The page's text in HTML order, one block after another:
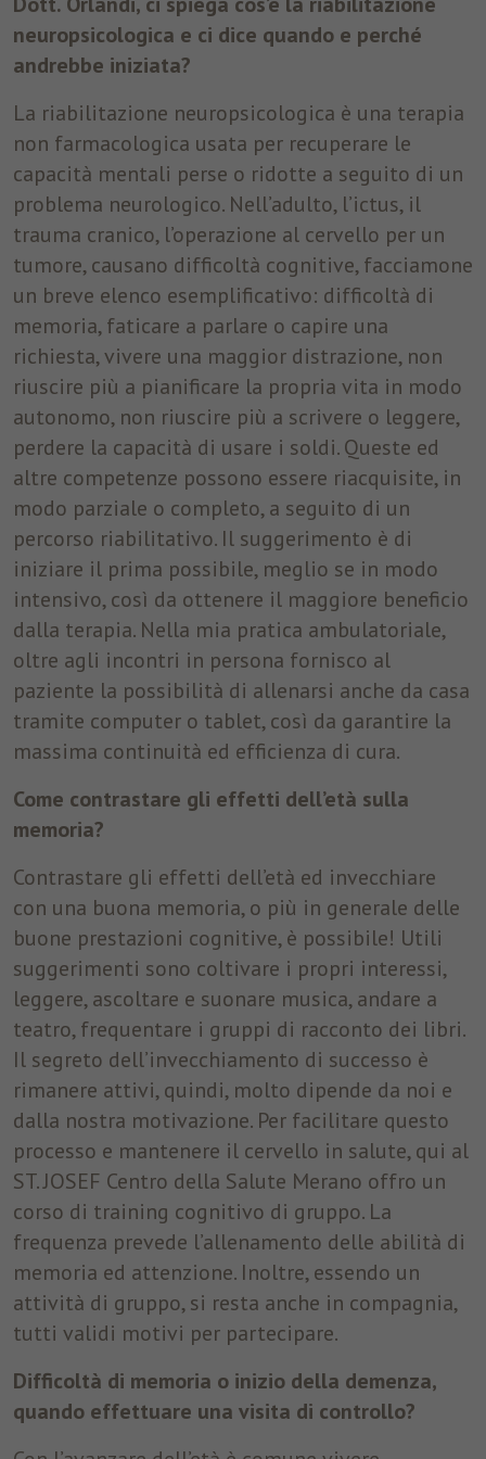
neuropsicologica e ci dice quando e perché
andrebbe iniziata?
La riabilitazione neuropsicologica è una terapia
non farmacologica usata per recuperare le
capacità mentali perse o ridotte a seguito di un
problema neurologico. Nell’adulto, l’ictus, il
trauma cranico, l’operazione al cervello per un
tumore, causano difficoltà cognitive, facciamone
un breve elenco esemplificativo: difficoltà di
memoria, faticare a parlare o capire una
richiesta, vivere una maggior distrazione, non
riuscire più a pianificare la propria vita in modo
autonomo, non riuscire più a scrivere o leggere,
perdere la capacità di usare i soldi. Queste ed
altre competenze possono essere riacquisite, in
modo parziale o completo, a seguito di un
percorso riabilitativo. Il suggerimento è di
iniziare il prima possibile, meglio se in modo
intensivo, così da ottenere il maggiore beneficio
dalla terapia. Nella mia pratica ambulatoriale,
oltre agli incontri in persona fornisco al
paziente la possibilità di allenarsi anche da casa
tramite computer o tablet, così da garantire la
massima continuità ed efficienza di cura.
Come contrastare gli effetti dell’età sulla
memoria?
Contrastare gli effetti dell’età ed invecchiare
con una buona memoria, o più in generale delle
buone prestazioni cognitive, è possibile! Utili
suggerimenti sono coltivare i propri interessi,
leggere, ascoltare e suonare musica, andare a
teatro, frequentare i gruppi di racconto dei libri.
Il segreto dell’invecchiamento di successo è
rimanere attivi, quindi, molto dipende da noi e
dalla nostra motivazione. Per facilitare questo
processo e mantenere il cervello in salute, qui al
ST. JOSEF Centro della Salute Merano offro un
corso di training cognitivo di gruppo. La
frequenza prevede l’allenamento delle abilità di
memoria ed attenzione. Inoltre, essendo un
attività di gruppo, si resta anche in compagnia,
tutti validi motivi per partecipare.
Difficoltà di memoria o inizio della demenza,
quando effettuare una visita di controllo?
disposizione.
Tracciano le preferenze per offrire servizi personalizzati. Non
sono necessari per il corretto funzionamento del sito, ma per
inviare offerte corrispondenti alle esigenze dell’utente, anche
tramite piattaforme terze.
_fbp
Provider Facebook
Durata
Finalità
Questo cookie è impostato da Facebook per
visualizzare annunci pubblicitari su Facebook
o su una piattaforma digitale alimentata
dalla pubblicità di Facebook, dopo aver
visitato il sito web.
fr
Provider Facebook
Durata 3 Monate
Finalità
Facebook imposta questo cookie per
mostrare agli utenti pubblicità pertinenti
tracciando il comportamento degli utenti sul
web, sui siti che hanno Facebook pixel o
Facebook social plugin.
Mostra dettagli cookie